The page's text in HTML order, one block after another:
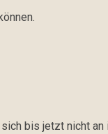
bis jetzt nicht an